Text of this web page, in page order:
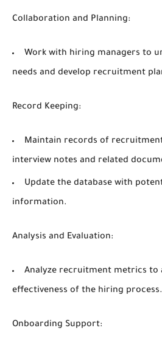
Collaboration and Planning:
Work with hiring managers to
needs and develop recruitment
Record Keeping:
Maintain records of
interview notes and related
Update the database with
information.
Analysis and Evaluation:
Analyze recruitment metrics to
effectiveness of the hiring process.
Onboarding Support: